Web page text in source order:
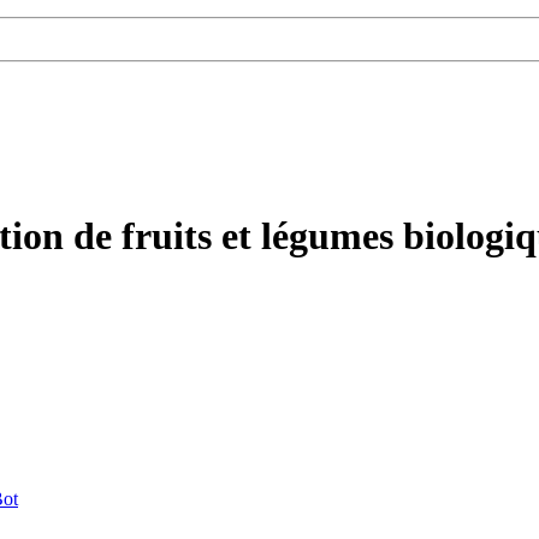
de fruits et légumes